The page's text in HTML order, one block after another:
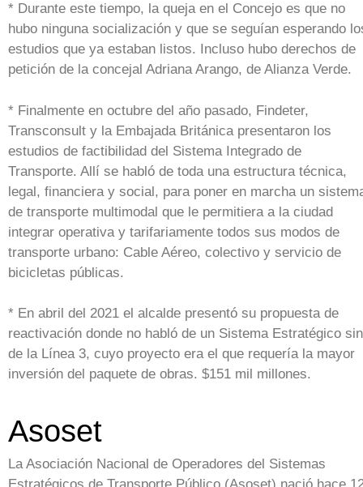
* Durante este tiempo, la queja en el Concejo es que no
hubo ninguna socialización y que se seguían esperando
estudios que ya estaban listos. Incluso hubo derechos de
petición de la concejal Adriana Arango, de Alianza Verde.
* Finalmente en octubre del año pasado, Findeter,
Transconsult y la Embajada Británica presentaron los
estudios de factibilidad del Sistema Integrado de
Transporte. Allí se habló de toda una estructura técnica,
legal, financiera y social, para poner en marcha un
de transporte multimodal que le permitiera a la ciudad
integrar operativa y tarifariamente todos sus modos de
transporte urbano: Cable Aéreo, colectivo y servicio de
bicicletas públicas.
* En abril del 2021 el alcalde presentó su propuesta de
reactivación donde no habló de un Sistema Estratégico
de la Línea 3, cuyo proyecto era el que requería la mayor
inversión del paquete de obras. $151 mil millones.
Asoset
La Asociación Nacional de Operadores del Sistemas